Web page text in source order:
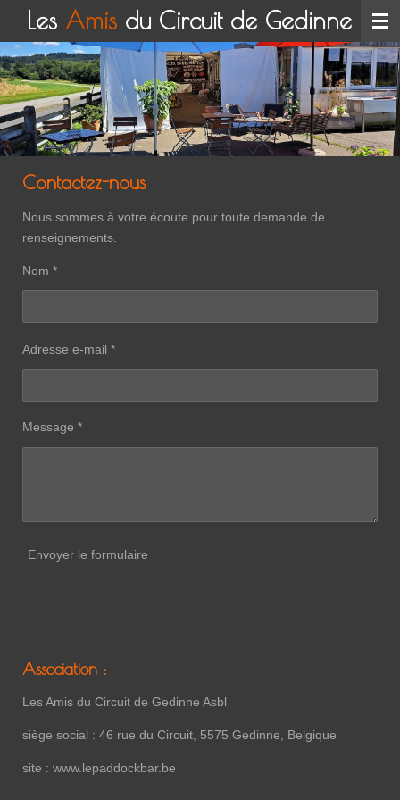
Passer
contenu
principal
Les Amis du Circuit de Gedinne
Contactez-nous
Nous sommes à votre écoute pour toute demande de
renseignements.
Nom *
Adresse e-mail *
Message *
Envoyer le formulaire
Association :
Les Amis du Circuit de Gedinne Asbl
siège social : 46 rue du Circuit, 5575 Gedinne, Belgique
site : www.lepaddockbar.be